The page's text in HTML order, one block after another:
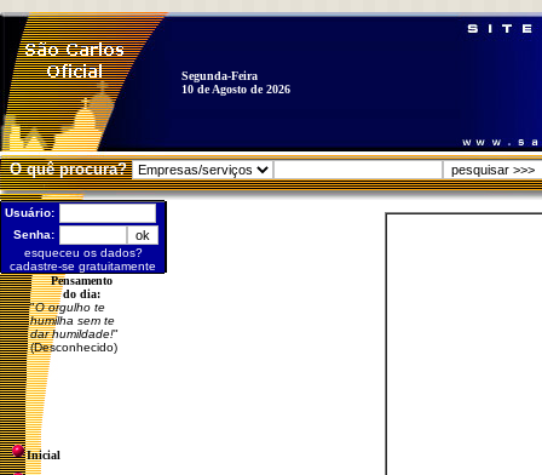
Segunda-Feira
10 de Agosto de 2026
O quê procura?
Usuário:
Senha:
esqueceu os dados?
cadastre-se gratuitamente
Pensamento
do dia:
"O orgulho te
humilha sem te
dar humildade!"
(Desconhecido)
Inicial